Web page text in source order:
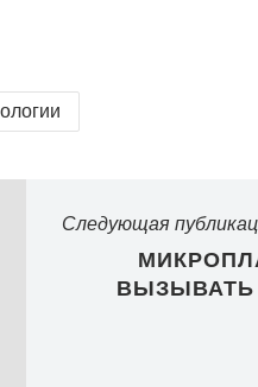
Следующая
ВЫЗЫВАТЬ